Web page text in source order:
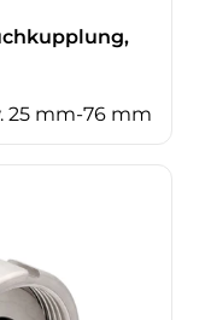
25 mm-76 mm